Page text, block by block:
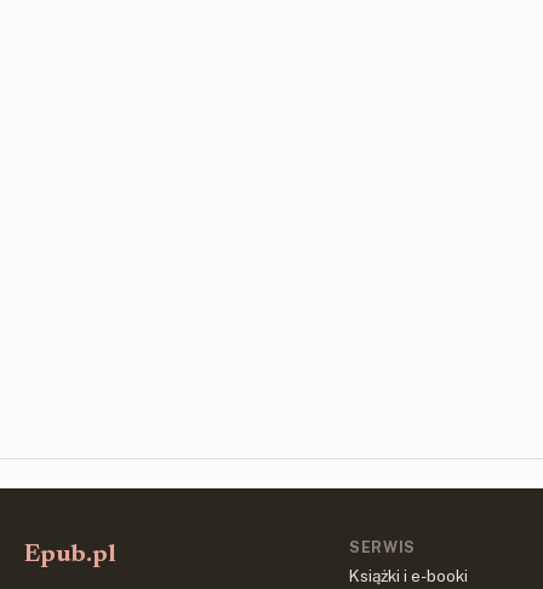
Epub.pl SERWIS
Książki i e-booki